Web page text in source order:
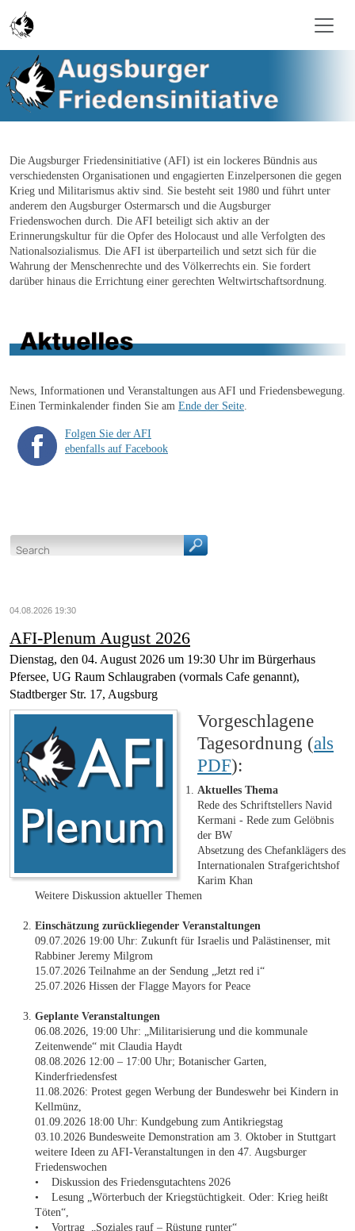
Zum Inhalt springen
Die Augsburger Friedensinitiative (AFI) ist ein lockeres Bündnis aus
verschiedensten Organisationen und engagierten Einzelpersonen die gegen
Krieg und Militarismus aktiv sind. Sie besteht seit 1980 und führt unter
anderem den Augsburger Ostermarsch und die Augsburger
Friedenswochen durch. Die AFI beteiligt sich aktiv an der
Erinnerungskultur für die Opfer des Holocaust und alle Verfolgten des
Nationalsozialismus. Die AFI ist überparteilich und setzt sich für die
Wahrung der Menschenrechte und des Völkerrechts ein. Sie fordert
darüber hinaus die Errichtung einer gerechten Weltwirtschaftsordnung.
News, Informationen und Veranstaltungen aus AFI und Friedensbewegung.
Einen Terminkalender finden Sie am Ende der Seite
Folgen Sie der AFI
ebenfalls auf Facebook
04.08.2026 19:30
AFI-Plenum August 2026
Dienstag, den 04. August 2026 um 19:30 Uhr im Bürgerhaus
Pfersee, UG Raum Schlaugraben (vormals Cafe genannt),
Stadtberger Str. 17, Augsburg
Vorgeschlagene
Tagesordnung (als
PDF):
Aktuelles Thema
Rede des Schriftstellers Navid
Kermani - Rede zum Gelöbnis
der BW
Absetzung des Chefanklägers des
Internationalen Strafgerichtshof
Karim Khan
Weitere Diskussion aktueller Themen
Einschätzung zurückliegender Veranstaltungen
09.07.2026 19:00 Uhr: Zukunft für Israelis und Palästinenser, mit
Rabbiner Jeremy Milgrom
15.07.2026 Teilnahme an der Sendung „Jetzt red i“
25.07.2026 Hissen der Flagge Mayors for Peace
Geplante Veranstaltungen
06.08.2026, 19:00 Uhr: „Militarisierung und die kommunale
Zeitenwende“ mit Claudia Haydt
08.08.2026 12:00 – 17:00 Uhr; Botanischer Garten,
Kinderfriedensfest
11.08.2026: Protest gegen Werbung der Bundeswehr bei Kindern in
Kellmünz,
01.09.2026 18:00 Uhr: Kundgebung zum Antikriegstag
03.10.2026 Bundesweite Demonstration am 3. Oktober in Stuttgart
weitere Ideen zu AFI-Veranstaltungen in den 47. Augsburger
Friedenswochen
• Diskussion des Friedensgutachtens 2026
• Lesung „Wörterbuch der Kriegstüchtigkeit. Oder: Krieg heißt
Töten“,
• Vortrag „Soziales rauf – Rüstung runter“